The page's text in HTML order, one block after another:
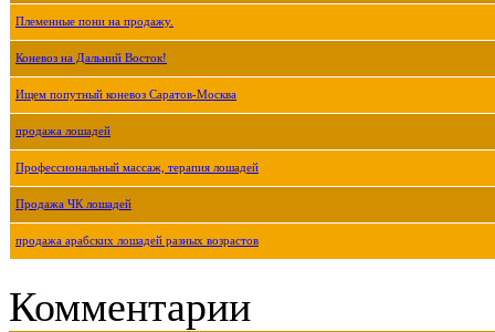
Племенные пони на продажу.
Коневоз на Дальний Восток!
Ищем попутный коневоз Саратов-Москва
продажа лошадей
Профессиональный массаж, терапия лошадей
Продажа ЧК лошадей
продажа арабских лошадей разных возрастов
Комментарии